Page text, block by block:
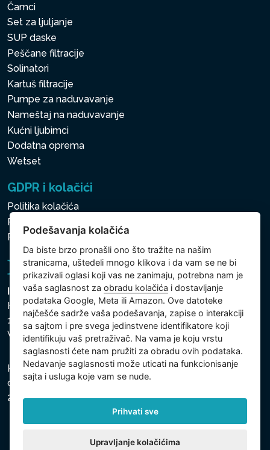
Čamci
Set za ljuljanje
SUP daske
Peščane filtracije
Solinatori
Kartuš filtracije
Pumpe za naduvavanje
Nameštaj na naduvavanje
Kućni ljubimci
Dodatna oprema
Wetset
GDPR i kolačići
Politika kolačića
Politika zaštite ličnih i drugih obrađivanih podataka
Politika kolačića
Intex Trading, s.r.o.
Hradecká 2526/3
130 00 Praha 3
Vinohrady - Česká republika
Kompanija je registrovana u Opštinskom sudu u Pragu,
odeljak C, uložak 74759, Identifikacioni broj kompanije:
26150808, Poreski identifikacioni broj: CZ26150808.
Podešavanja kolačića
Da biste brzo pronašli ono što tražite na našim
stranicama, uštedeli mnogo klikova i da vam se ne bi
prikazivali oglasi koji vas ne zanimaju, potrebna nam je
vaša saglasnost zaobradu kolačića i dostavljanje
podataka Google, Meta ili Amazon. Ove datoteke
najčešće sadrže vaša podešavanja, zapise o interakciji
sa sajtom i pre svega jedinstvene identifikatore koji
identifikuju vaš pretraživač. Na vama je koju vrstu
saglasnosti ćete nam pružiti za obradu ovih podataka.
Nedavanje saglasnosti može uticati na funkcionisanje
sajta i usluga koje vam se nude.
Prihvati sve
Upravljanje kolačićima